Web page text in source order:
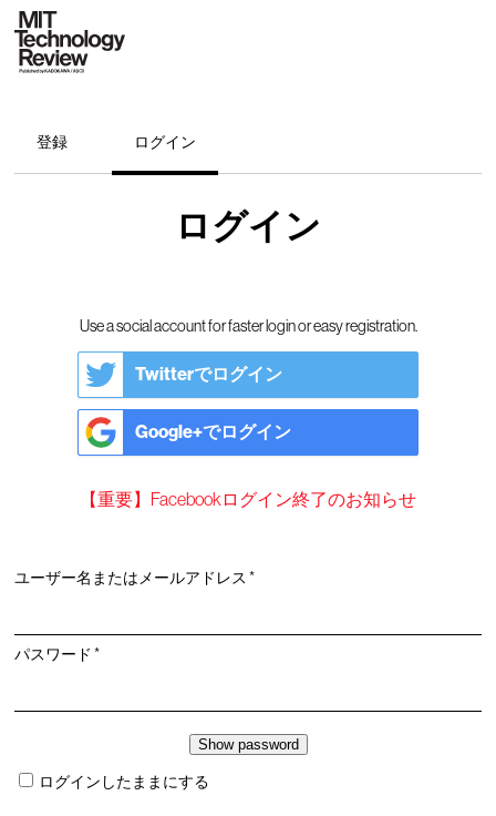
登録 ログイン
ログイン
Use a social account for faster login or easy registration.
Twitterでログイン
Google+でログイン
【重要】Facebookログイン終了のお知らせ
ユーザー名またはメールアドレス*必
パスワード*必
ログインしたままにする